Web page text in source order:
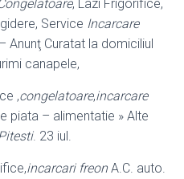
, Lazi Frigorifice,
Service Incarcare
Anunţ Curatat la domiciliul
canapele,
,congelatoare,incarcare
piata – alimentatie » Alte
. 23 iul.
incarcari freonA.C. auto.